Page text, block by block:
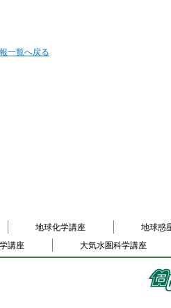
一覧へ戻る
地球化学講座
地球惑
講座 大気水圏科学講座